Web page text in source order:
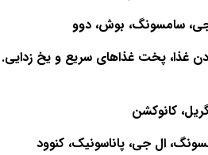
سامسونگ، بوش، دوو
غذا، پخت غذاهای سریع و یخ زدایی.
کانوکشن
ال جی، پاناسونیک، کنوود